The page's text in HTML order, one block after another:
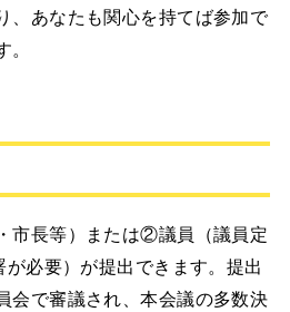
、あなたも関心を持てば参加で
市長等）または②議員（議員定
必要）が提出できます。提出
会で審議され、本会議の多数決